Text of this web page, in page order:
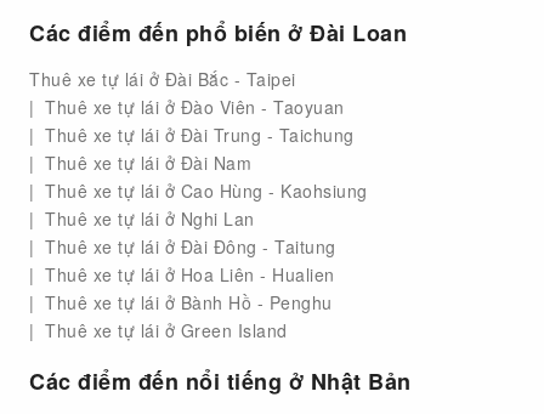
Các điểm đến phổ biến ở Đài Loan
Thuê xe tự lái ở Đài Bắc - Taipei
Thuê xe tự lái ở Đào Viên - Taoyuan
Thuê xe tự lái ở Đài Trung - Taichung
Thuê xe tự lái ở Đài Nam
Thuê xe tự lái ở Cao Hùng - Kaohsiung
Thuê xe tự lái ở Nghi Lan
Thuê xe tự lái ở Đài Đông - Taitung
Thuê xe tự lái ở Hoa Liên - Hualien
Thuê xe tự lái ở Bành Hồ - Penghu
Thuê xe tự lái ở Green Island
Các điểm đến nổi tiếng ở Nhật Bản